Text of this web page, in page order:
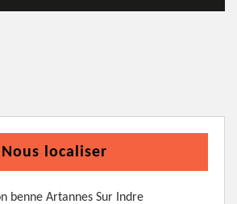
Nous localiser
benne Artannes Sur Indre